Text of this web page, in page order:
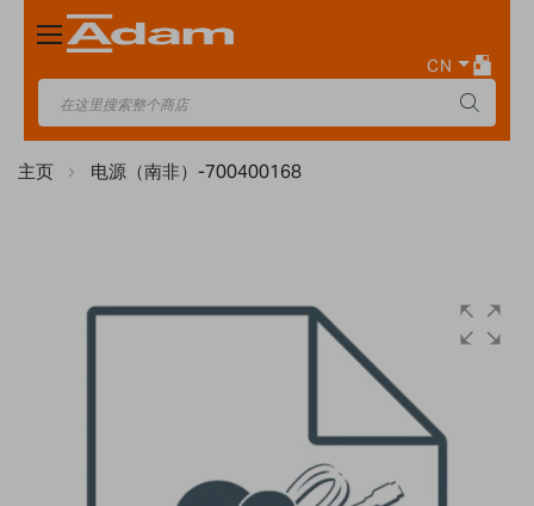
Toggle
Nav
CN
主页 电源（南非）-700400168